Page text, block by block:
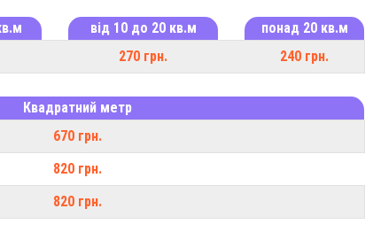
від 10 до 20 кв.м
понад 20 кв.м
270 грн. 240 грн.
Квадратний метр
670 грн.
820 грн.
820 грн.